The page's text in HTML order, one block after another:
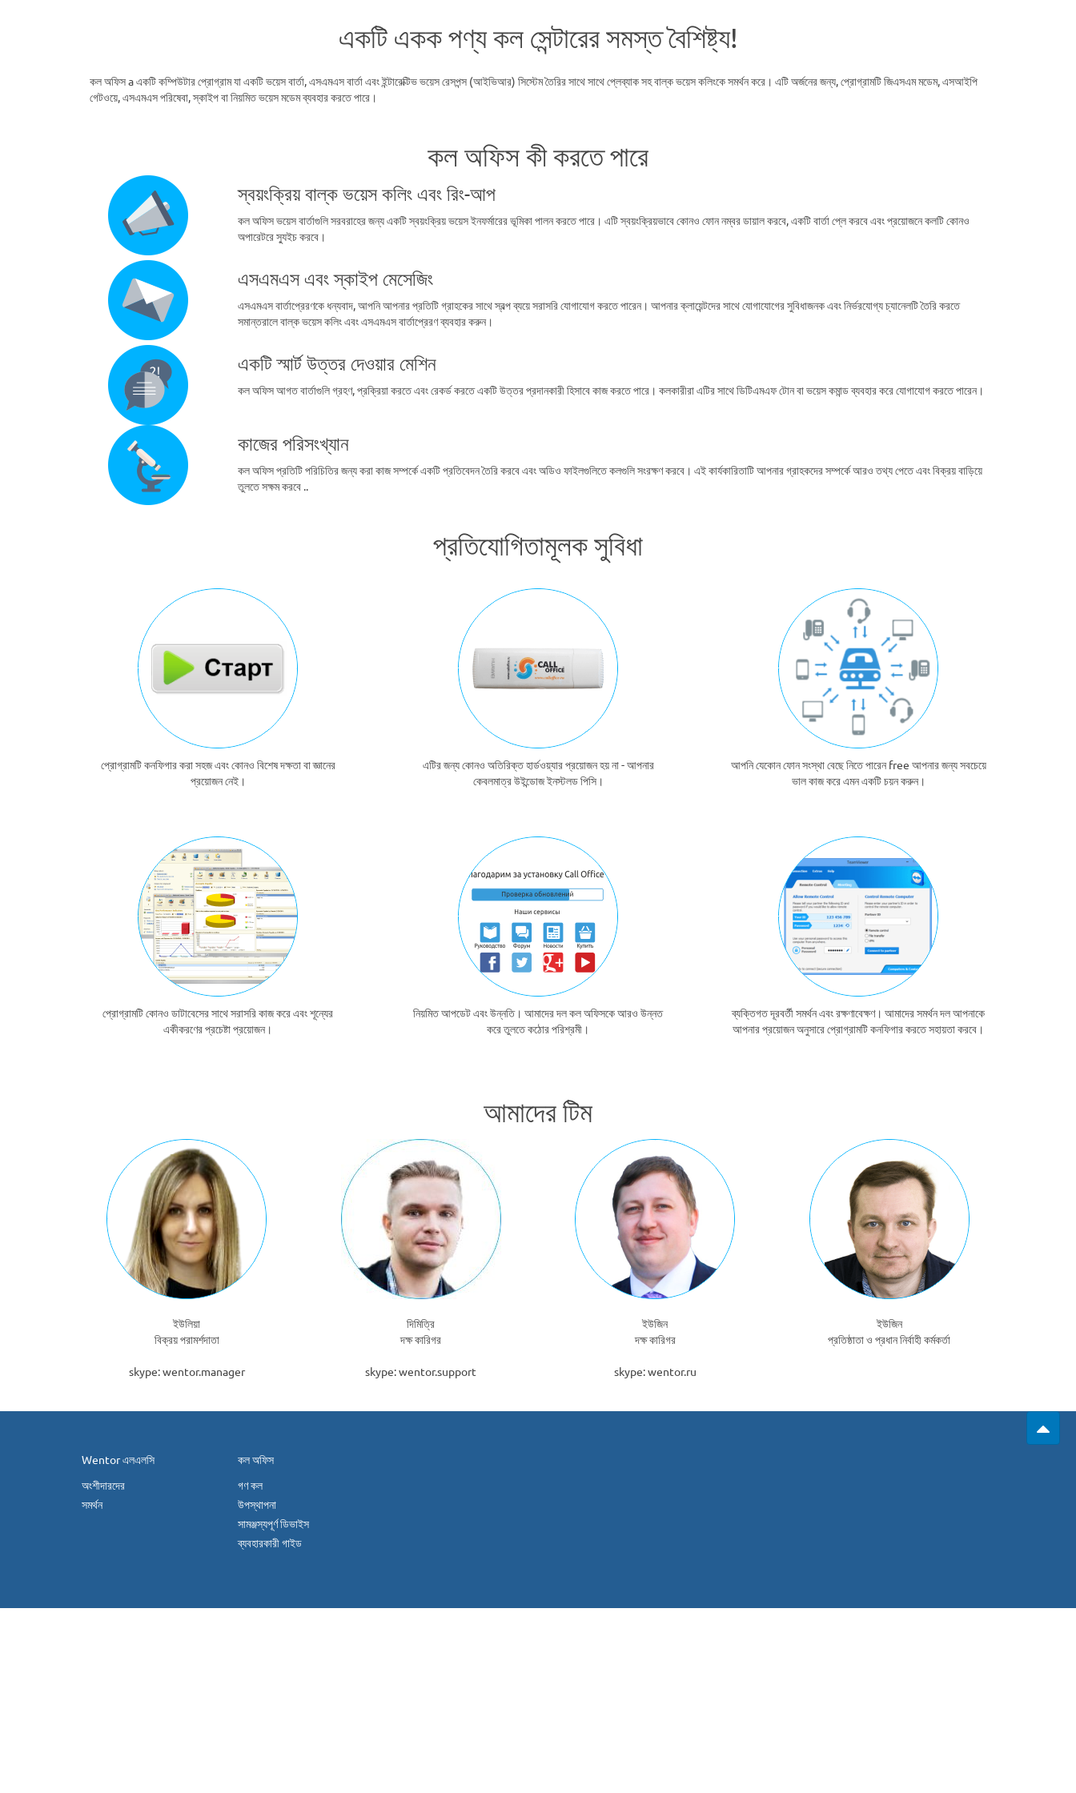
একটি একক পণ্য কল সেন্টারের সমস্ত বৈশিষ্ট্য!
কল অফিস a একটি কম্পিউটার প্রোগ্রাম যা একটি ভয়েস বার্তা, এসএমএস বার্তা এবং ইন্টারেক্টিভ ভয়েস রেসপন্স (আইভিআর) সিস্টেম তৈরির সাথে সাথে প্লেব্যাক সহ বাল্ক ভয়েস কলিংকে সমর্থন করে। এটি অর্জনের জন্য, প্রোগ্রামটি জিএসএম মডেম, এসআইপি
গেটওয়ে, এসএমএস পরিষেবা, স্কাইপ বা নিয়মিত ভয়েস মডেম ব্যবহার করতে পারে।
কল অফিস কী করতে পারে
স্বয়ংক্রিয় বাল্ক ভয়েস কলিং এবং রিং-আপ
কল অফিস ভয়েস বার্তাগুলি সরবরাহের জন্য একটি স্বয়ংক্রিয় ভয়েস ইনফর্মারের ভূমিকা পালন করতে পারে। এটি স্বয়ংক্রিয়ভাবে কোনও ফোন নম্বর ডায়াল করবে, একটি বার্তা প্লে করবে এবং প্রয়োজনে কলটি কোনও
অপারেটরে স্যুইচ করবে।
এসএমএস এবং স্কাইপ মেসেজিং
এসএমএস বার্তাপ্রেরণকে ধন্যবাদ, আপনি আপনার প্রতিটি গ্রাহকের সাথে স্বল্প ব্যয়ে সরাসরি যোগাযোগ করতে পারেন। আপনার ক্লায়েন্টদের সাথে যোগাযোগের সুবিধাজনক এবং নির্ভরযোগ্য চ্যানেলটি তৈরি করতে
সমান্তরালে বাল্ক ভয়েস কলিং এবং এসএমএস বার্তাপ্রেরণ ব্যবহার করুন।
একটি স্মার্ট উত্তর দেওয়ার মেশিন
কল অফিস আগত বার্তাগুলি গ্রহণ, প্রক্রিয়া করতে এবং রেকর্ড করতে একটি উত্তর প্রদানকারী হিসাবে কাজ করতে পারে। কলকারীরা এটির সাথে ডিটিএমএফ টোন বা ভয়েস কমান্ড ব্যবহার করে যোগাযোগ করতে পারেন।
কাজের পরিসংখ্যান
কল অফিস প্রতিটি পরিচিতির জন্য করা কাজ সম্পর্কে একটি প্রতিবেদন তৈরি করবে এবং অডিও ফাইলগুলিতে কলগুলি সংরক্ষণ করবে। এই কার্যকারিতাটি আপনার গ্রাহকদের সম্পর্কে আরও তথ্য পেতে এবং বিক্রয় বাড়িয়ে
তুলতে সক্ষম করবে ..
প্রতিযোগিতামূলক সুবিধা
প্রোগ্রামটি কনফিগার করা সহজ এবং কোনও বিশেষ দক্ষতা বা জ্ঞানের
প্রয়োজন নেই।
এটির জন্য কোনও অতিরিক্ত হার্ডওয়্যার প্রয়োজন হয় না - আপনার
কেবলমাত্র উইন্ডোজ ইনস্টলড পিসি।
আপনি যেকোন ফোন সংস্থা বেছে নিতে পারেন free আপনার জন্য সবচেয়ে
ভাল কাজ করে এমন একটি চয়ন করুন।
প্রোগ্রামটি কোনও ডাটাবেসের সাথে সরাসরি কাজ করে এবং শূন্যের
একীকরণের প্রচেষ্টা প্রয়োজন।
নিয়মিত আপডেট এবং উন্নতি। আমাদের দল কল অফিসকে আরও উন্নত
করে তুলতে কঠোর পরিশ্রমী।
ব্যক্তিগত দূরবর্তী সমর্থন এবং রক্ষণাবেক্ষণ। আমাদের সমর্থন দল আপনাকে
আপনার প্রয়োজন অনুসারে প্রোগ্রামটি কনফিগার করতে সহায়তা করবে।
আমাদের টিম
ইউলিয়া
বিক্রয় পরামর্শদাতা
skype: wentor.manager
দিমিত্রি
দক্ষ কারিগর
skype: wentor.support
ইউজিন
দক্ষ কারিগর
skype: wentor.ru
ইউজিন
প্রতিষ্ঠাতা ও প্রধান নির্বাহী কর্মকর্তা
Wentor এলএলসি
অংশীদারদের
সমর্থন
কল অফিস
গণ কল
উপস্থাপনা
সামঞ্জস্যপূর্ণ ডিভাইস
ব্যবহারকারী গাইড